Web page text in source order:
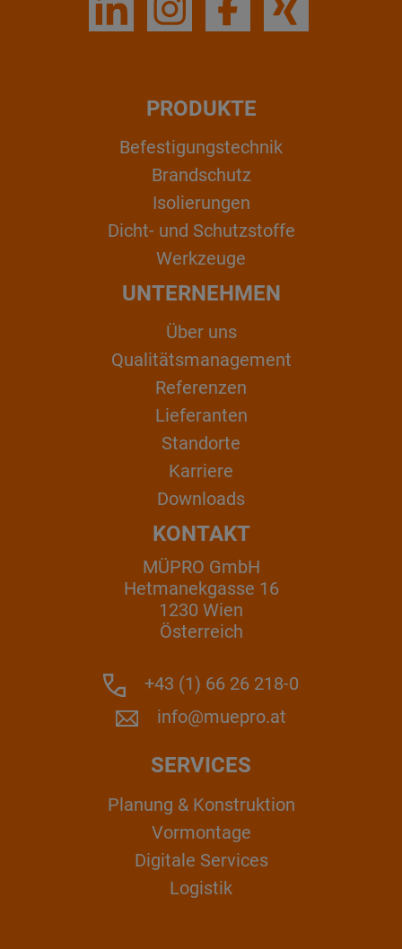
PRODUKTE
Befestigungstechnik
Brandschutz
Isolierungen
Dicht- und Schutzstoffe
Werkzeuge
UNTERNEHMEN
Über uns
Qualitätsmanagement
Referenzen
Lieferanten
Standorte
Karriere
Downloads
KONTAKT
MÜPRO GmbH
Hetmanekgasse 16
1230 Wien
Österreich
+43 (1) 66 26 218-0
info@muepro.at
SERVICES
Planung & Konstruktion
Vormontage
Digitale Services
Logistik